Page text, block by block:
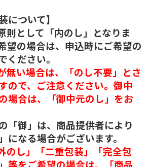
について】
則として「内のし」となりま
望の場合は、申込時にご希望の
ください。
無い場合は、「のし不要」とさ
ので、ご注意ください。御中
場合は、「御中元のし」をお
「御」は、商品提供者により
になる場合がございます。
のし」「二重包装」「完全包
等をご希望の場合は、「商品